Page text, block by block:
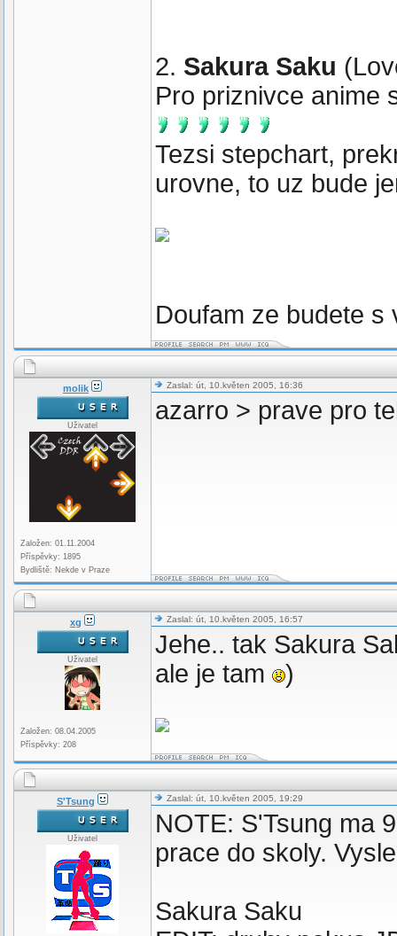
2. Sakura Saku
Pro priznivce anime
Tezsi stepchart,
urovne, to uz bude
Doufam ze budete s
molik
Uživatel
Založen: 01.11.2004
Příspěvky: 1895
Bydliště: Nekde v Praze
Zaslal: út, 10.květen 2005, 16:36
azarro > prave pro
xg
Uživatel
Založen: 08.04.2005
Příspěvky: 208
Zaslal: út, 10.květen 2005, 16:57
Jehe.. tak Sakura
ale je tam
)
S'Tsung
Uživatel
Zaslal: út, 10.květen 2005, 19:29
NOTE: S'Tsung ma
prace do skoly.
Sakura Saku